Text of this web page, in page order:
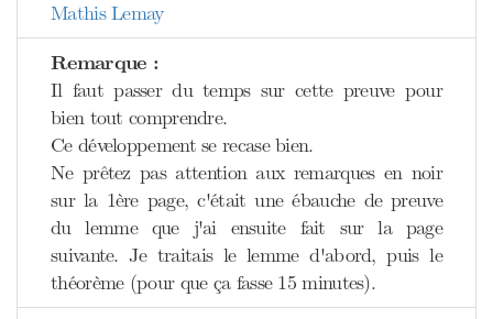
Mathis Lemay
Remarque :
Il faut passer du temps sur cette preuve pour
bien tout comprendre.
Ce développement se recase bien.
Ne prêtez pas attention aux remarques en noir
sur la 1ère page, c'était une ébauche de preuve
du lemme que j'ai ensuite fait sur la page
suivante. Je traitais le lemme d'abord, puis le
théorème (pour que ça fasse 15 minutes).